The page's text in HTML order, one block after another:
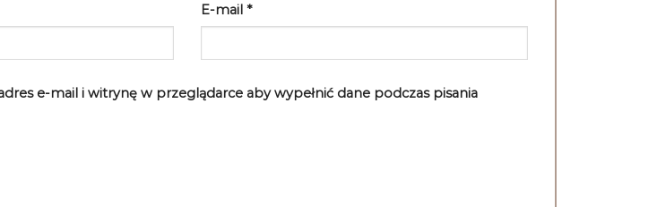
E-mail *
e-mail i witrynę w przeglądarce aby wypełnić dane podczas pisania